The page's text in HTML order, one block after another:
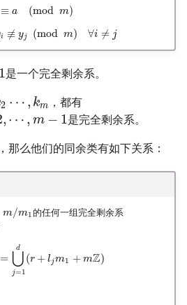
≡ a (mod m)
i ≢ yj (mod m) ∀i ≠ j
1 是一个完全剩余系。
2 ⋯ , km ，都有
, ⋯ , m − 1 是完全剩余系。
那么他们的同余类有如下关系：
m/m1 的任何一组完全剩余系
=
d
⋃
j=1
(r + l jm1 + mZ)